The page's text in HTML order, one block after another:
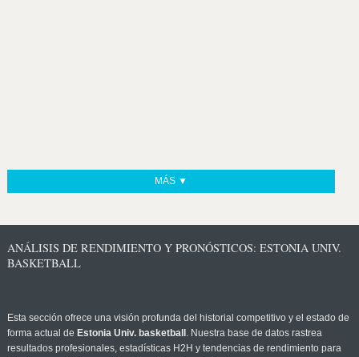
MÁS ▼
ANÁLISIS DE RENDIMIENTO Y PRONÓSTICOS: ESTONIA UNIV.
BASKETBALL
Esta sección ofrece una visión profunda del historial competitivo y el estado de
forma actual de Estonia Univ. basketball . Nuestra base de datos rastrea
resultados profesionales, estadísticas H2H y tendencias de rendimiento para